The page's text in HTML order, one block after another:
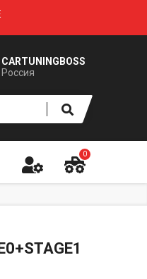
CARTUNINGBOSS
Россия
0